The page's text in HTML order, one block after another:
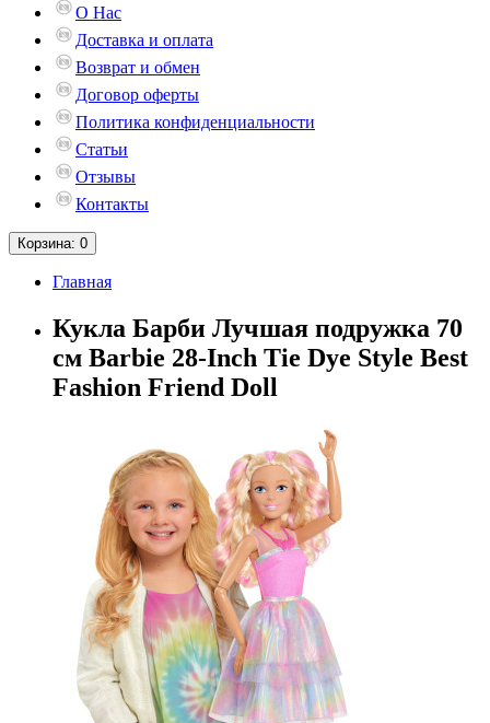
О Нас
Доставка и оплата
Возврат и обмен
Договор оферты
Политика конфиденциальности
Статьи
Отзывы
Контакты
Корзина: 0
Главная
Кукла Барби Лучшая подружка 70
см Barbie 28-Inch Tie Dye Style Best
Fashion Friend Doll